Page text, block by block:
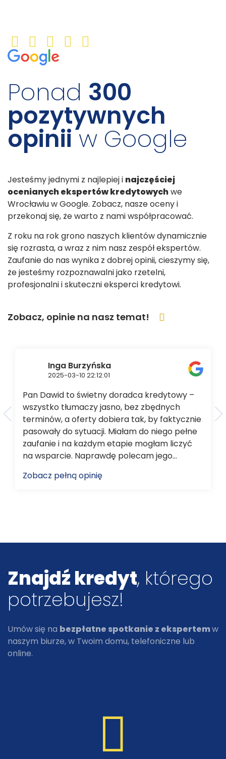
Ponad 300
pozytywnych
opiniiw Google
Jesteśmy jednymi z najlepiej i najczęściej
ocenianych ekspertów kredytowychwe
Wrocławiu w Google. Zobacz, nasze oceny i
przekonaj się, że warto z nami współpracować.
Z roku na rok grono naszych klientów dynamicznie
się rozrasta, a wraz z nim nasz zespół ekspertów.
Zaufanie do nas wynika z dobrej opinii, cieszymy się,
że jesteśmy rozpoznawalni jako rzetelni,
profesjonalni i skuteczni eksperci kredytowi.
Zobacz, opinie na nasz temat!
Inga Burzyńska
2025-03-10 22:12:01
Pan Dawid to świetny doradca kredytowy –
wszystko tłumaczy jasno, bez zbędnych
terminów, a oferty dobiera tak, by faktycznie
pasowały do sytuacji. Miałam do niego pełne
zaufanie i na każdym etapie mogłam liczyć
na wsparcie. Naprawdę polecam jego
Zobacz pełną opinię
Znajdź kredyt, którego
potrzebujesz!
Umów się na bezpłatne spotkanie z ekspertemw
naszym biurze, w Twoim domu, telefoniczne lub
online.